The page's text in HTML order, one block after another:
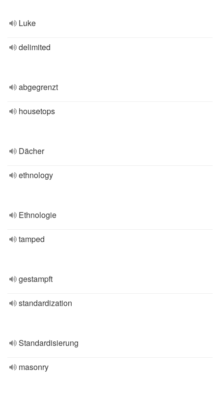
Luke
delimited
abgegrenzt
housetops
Dächer
ethnology
Ethnologie
tamped
gestampft
standardization
Standardisierung
masonry